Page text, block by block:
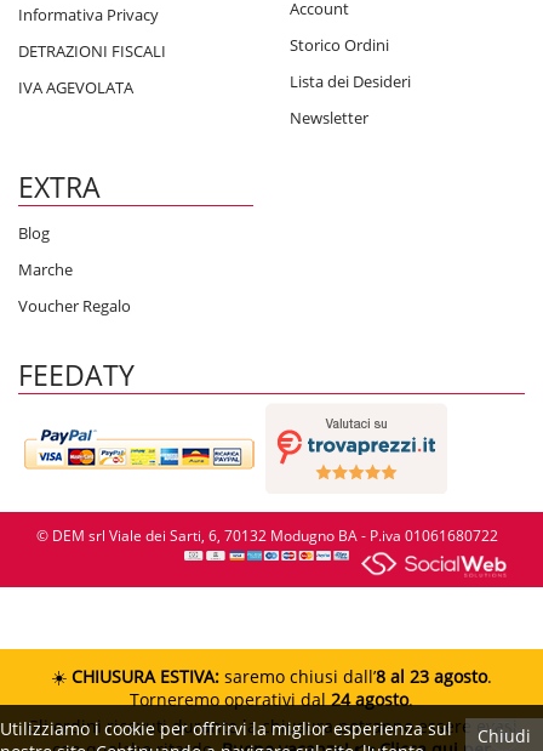
Informativa Privacy
DETRAZIONI FISCALI
IVA AGEVOLATA
Account
Storico Ordini
Lista dei Desideri
Newsletter
EXTRA
Blog
Marche
Voucher Regalo
FEEDATY
© DEM srl Viale dei Sarti, 6, 70132 Modugno BA - P.iva 01061680722
Chiudi
Utilizziamo i cookie per offrirvi la miglior esperienza sul
☀️ CHIUSURA ESTIVA: saremo chiusi dall’8 al 23 agosto.
Torneremo operativi dal24 agosto.
Gli ordini ricevuti durante la chiusura potranno essere evasi